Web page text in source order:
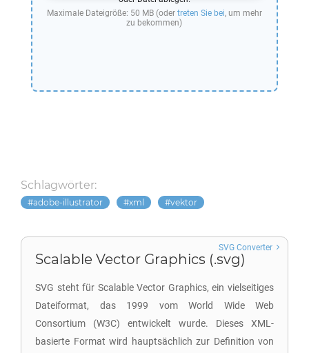
Maximale Dateigröße: 50 MB (oder treten Sie bei, um mehr
zu bekommen)
Schlagwörter:
adobe-illustrator xml vektor
Scalable Vector Graphics (.svg)
SVG steht für Scalable Vector Graphics, ein vielseitiges
Dateiformat, das 1999 vom World Wide Web
Consortium (W3C) entwickelt wurde. Dieses XML-
basierte Format wird hauptsächlich zur Definition von
SVG Converter